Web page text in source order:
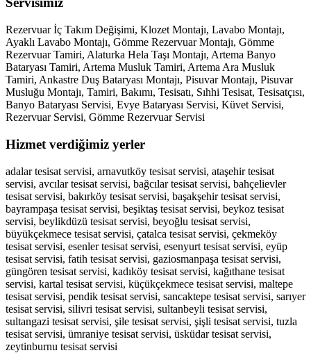
Rezervuar İç Takım Değişimi, Klozet Montajı, Lavabo Montajı,
Ayaklı Lavabo Montajı, Gömme Rezervuar Montajı, Gömme
Rezervuar Tamiri, Alaturka Hela Taşı Montajı, Artema Banyo
Bataryası Tamiri, Artema Musluk Tamiri, Artema Ara Musluk
Tamiri, Ankastre Duş Bataryası Montajı, Pisuvar Montajı, Pisuvar
Musluğu Montajı, Tamiri, Bakımı, Tesisatı, Sıhhi Tesisat, Tesisatçısı,
Banyo Bataryası Servisi, Evye Bataryası Servisi, Küvet Servisi,
Rezervuar Servisi, Gömme Rezervuar Servisi
Hizmet verdiğimiz yerler
adalar tesisat servisi, arnavutköy tesisat servisi, ataşehir tesisat
servisi, avcılar tesisat servisi, bağcılar tesisat servisi, bahçelievler
tesisat servisi, bakırköy tesisat servisi, başakşehir tesisat servisi,
bayrampaşa tesisat servisi, beşiktaş tesisat servisi, beykoz tesisat
servisi, beylikdüzü tesisat servisi, beyoğlu tesisat servisi,
büyükçekmece tesisat servisi, çatalca tesisat servisi, çekmeköy
tesisat servisi, esenler tesisat servisi, esenyurt tesisat servisi, eyüp
tesisat servisi, fatih tesisat servisi, gaziosmanpaşa tesisat servisi,
güngören tesisat servisi, kadıköy tesisat servisi, kağıthane tesisat
servisi, kartal tesisat servisi, küçükçekmece tesisat servisi, maltepe
tesisat servisi, pendik tesisat servisi, sancaktepe tesisat servisi, sarıyer
tesisat servisi, silivri tesisat servisi, sultanbeyli tesisat servisi,
sultangazi tesisat servisi, şile tesisat servisi, şişli tesisat servisi, tuzla
tesisat servisi, ümraniye tesisat servisi, üsküdar tesisat servisi,
zeytinburnu tesisat servisi